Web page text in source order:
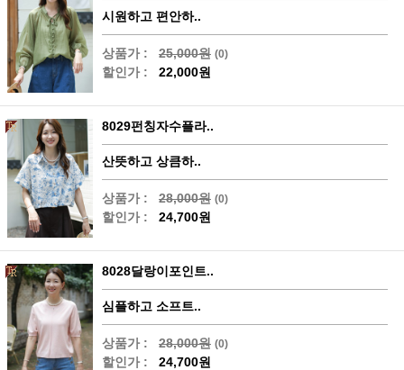
시원하고 편안하..
상품가 : 25,000원 (0)
할인가 : 22,000원
8029펀칭자수플라..
산뜻하고 상큼하..
상품가 : 28,000원 (0)
할인가 : 24,700원
8028달랑이포인트..
심플하고 소프트..
상품가 : 28,000원 (0)
할인가 : 24,700원